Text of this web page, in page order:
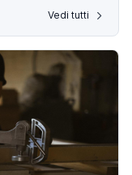
Vedi tutti